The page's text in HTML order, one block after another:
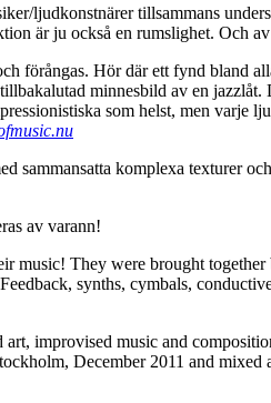
ljudkonstnärer tillsammans
är ju också en rumslighet. Och
förångas. Hör där ett fynd bland
minnesbild av en
som helst, men varje
sammansatta komplexa texturer
av varann!
music! They were brought
synths, cymbals,
improvised music and
December 2011 and mixed